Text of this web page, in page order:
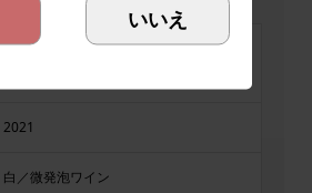
アラニムシュコターイ
2021
白／微発泡ワイン
いいえ